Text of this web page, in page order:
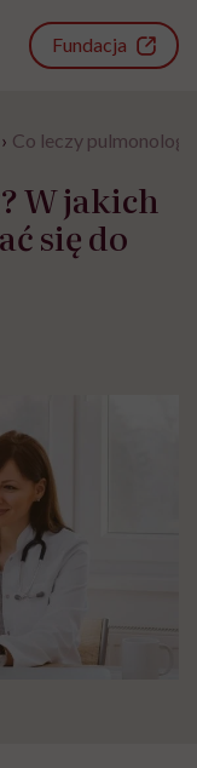
Fundacja
› Co leczy
W jakich
się do